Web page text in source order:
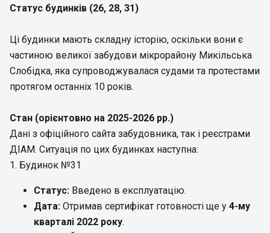
Статус будинків (26, 28, 31)
Ці будинки мають складну історію, оскільки вони є
частиною великої забудови мікрорайону Микільська
Слобідка, яка супроводжувалася судами та протестами
протягом останніх 10 років.
Стан (орієнтовно на 2025-2026 рр.)
Дані з офіційного сайта забудовника, так і реєстрами
ДІАМ. Ситуація по цих будинках наступна:
1. Будинок №31
Статус: Введено в експлуатацію.
Дата: Отримав сертифікат готовності ще у 4-му
кварталі 2022 року.